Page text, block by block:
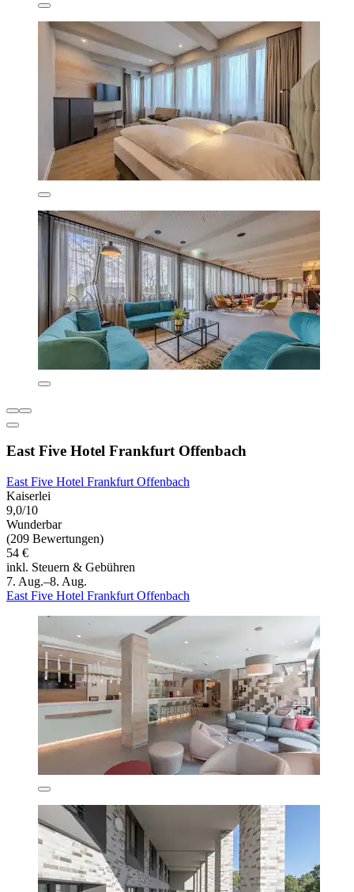
East Five Hotel Frankfurt Offenbach
East Five Hotel Frankfurt Offenbach
Kaiserlei
9,0/10
Wunderbar
(209 Bewertungen)
54 €
inkl. Steuern & Gebühren
7. Aug.–8. Aug.
East Five Hotel Frankfurt Offenbach